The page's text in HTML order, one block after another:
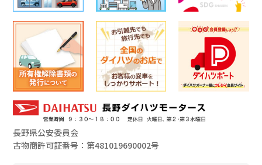
長野県公安委員会
古物商許可証番号：第481019690002号